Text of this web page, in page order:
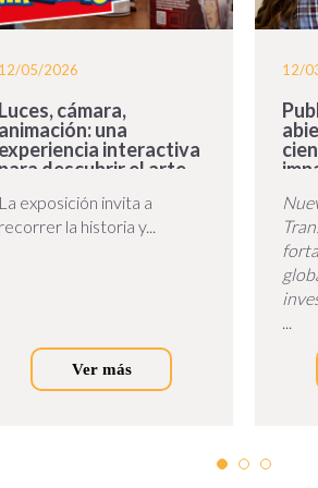
12/05/2026
Luces, cámara,
animación: una
experiencia interactiva
para descubrir el arte
Biblioteca Uniandes
La exposición invita a
recorrer la historia y...
Ver más
12/
...